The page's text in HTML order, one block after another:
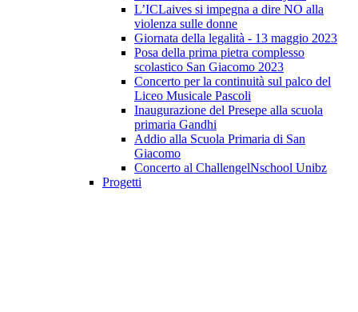
L’ICLaives si impegna a dire NO alla
violenza sulle donne
Giornata della legalità - 13 maggio 2023
Posa della prima pietra complesso
scolastico San Giacomo 2023
Concerto per la continuità sul palco del
Liceo Musicale Pascoli
Inaugurazione del Presepe alla scuola
primaria Gandhi
Addio alla Scuola Primaria di San
Giacomo
Concerto al ChallengelNschool Unibz
Progetti